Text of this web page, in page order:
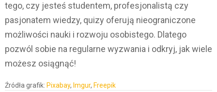
tego, czy jesteś studentem, profesjonalistą czy
pasjonatem wiedzy, quizy oferują nieograniczone
możliwości nauki i rozwoju osobistego. Dlatego
pozwól sobie na regularne wyzwania i odkryj, jak wiele
możesz osiągnąć!
Źródła grafik: Pixabay, Imgur, Freepik